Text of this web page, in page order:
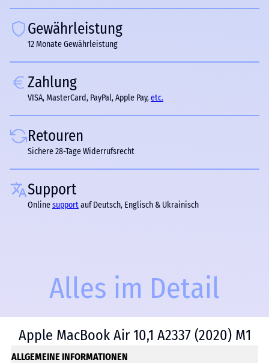
Gewährleistung
12 Monate Gewährleistung
Zahlung
VISA, MasterCard, PayPal, Apple Pay,etc.
Retouren
Sichere 28-Tage Widerrufsrecht
Support
Onlinesupportauf Deutsch, Englisch & Ukrainisch
Alles im Detail
Apple MacBook Air 10,1 A2337 (2020) М1
ALLGEMEINE INFORMATIONEN